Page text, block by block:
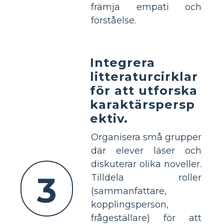
främja empati och
förståelse.
3
Integrera
litteraturcirklar
för att utforska
karaktärspersp
ektiv.
Organisera små grupper
där elever läser och
diskuterar olika noveller.
Tilldela roller
(sammanfattare,
kopplingsperson,
frågeställare) för att